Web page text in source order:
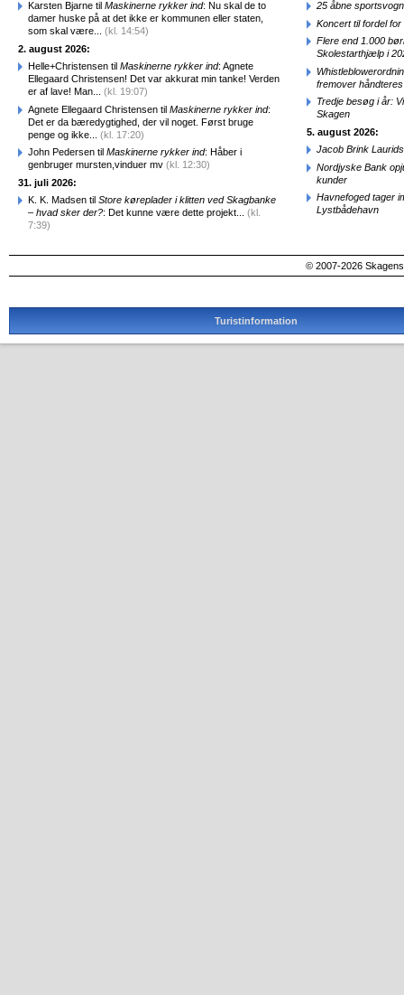
Karsten Bjarne til Maskinerne rykker ind: Nu skal de to
damer huske på at det ikke er kommunen eller staten,
som skal være... (kl. 14:54)
2. august 2026:
Helle+Christensen til Maskinerne rykker ind: Agnete
Ellegaard Christensen! Det var akkurat min tanke! Verden
er af lave! Man... (kl. 19:07)
Agnete Ellegaard Christensen til Maskinerne rykker ind:
Det er da bæredygtighed, der vil noget. Først bruge
penge og ikke... (kl. 17:20)
John Pedersen til Maskinerne rykker ind: Håber i
genbruger mursten,vinduer mv (kl. 12:30)
31. juli 2026:
K. K. Madsen til Store køreplader i klitten ved Skagbanke
– hvad sker der?: Det kunne være dette projekt... (kl.
7:39)
25 åbne
Koncert til fordel
Flere end 1.000
Skolestarthjælp i
fremover
Tredje besøg i år:
Skagen
5. august 2026:
Jacob Brink
Nordjyske Bank
kunder
Havnefoged tager
Lystbådehavn
© 2007-2026
Turistinformation